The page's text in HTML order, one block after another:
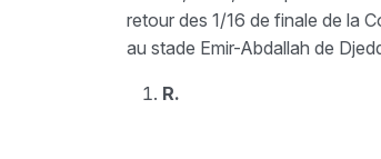
retour des 1/16 de finale de la
au stade Emir-Abdallah de
R.